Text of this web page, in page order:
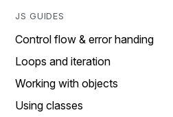
JS GUIDES
Control flow & error handing
Loops and iteration
Working with objects
Using classes